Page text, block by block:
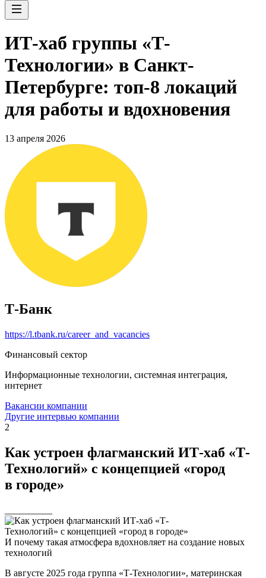
ИТ-хаб группы «Т-
Технологии» в Санкт-
Петербурге: топ-8 локаций
для работы и вдохновения
13 апреля 2026
Т-Банк
https://l.tbank.ru/career_and_vacancies
Финансовый сектор
Информационные технологии, системная интеграция,
интернет
Вакансии компании
Другие интервью компании
2
Как устроен флагманский ИТ-хаб «Т-
Технологий» с концепцией «город
в городе»
И почему такая атмосфера вдохновляет на создание новых
технологий
В августе 2025 года группа «Т-Технологии», материнская